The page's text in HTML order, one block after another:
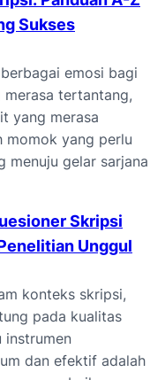
Sukses
emosi bagi
tertantang,
yang merasa
momok yang perlu
menuju gelar sarjana
Skripsi
Unggul
konteks skripsi,
pada kualitas
instrumen
dan efektif adalah